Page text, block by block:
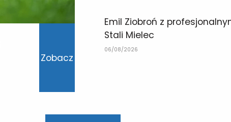
Zobacz
Emil Ziobroń z
Stali Mielec
06/08/2026